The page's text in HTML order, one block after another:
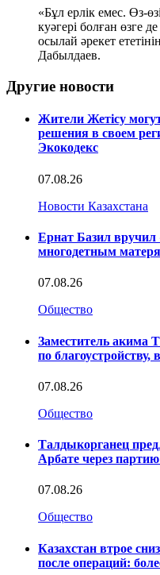
«Бұл ерлік емес. Өз-
куәгері болған өзге
осылай әрекет
Дабылдаев.
Другие новости
Жители Жетісу
решения в своем
Экокодекс
07.08.26
Новости Казахстана
Ернат Базил
многодетным
07.08.26
Общество
Заместитель акима
по
07.08.26
Общество
Талдыкорганец
Арбате через
07.08.26
Общество
Казахстан втрое
после операций: